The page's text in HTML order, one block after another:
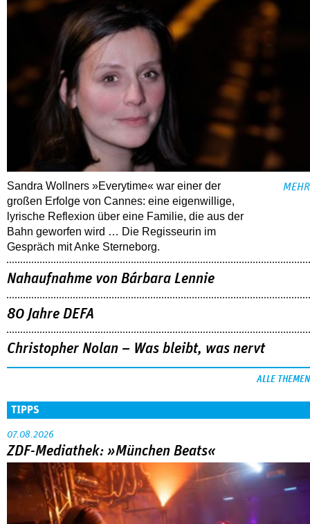
Sandra Wollners »Everytime« war einer der
großen Erfolge von Cannes: eine eigenwillige,
lyrische Reflexion über eine ­Familie, die aus der
Bahn geworfen wird … Die Regisseurin im
Gespräch mit Anke Sterneborg.
MEHR
Nahaufnahme von Bárbara Lennie
80 Jahre DEFA
Christopher Nolan – Was bleibt, was nervt
ALLE THEMEN
TIPPS
07.08.2026
ZDF-Mediathek: »München Beats«